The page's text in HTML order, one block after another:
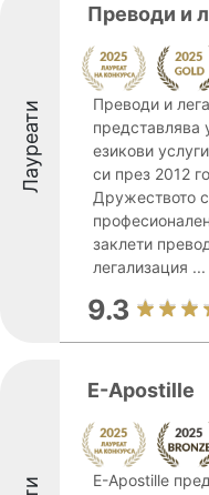
Лауреати
Преводи и
Преводи и
представлява
езикови
си през 2012
Дружеството
заклети
легализация ...
9.3
E-Apostille
E-Apostille